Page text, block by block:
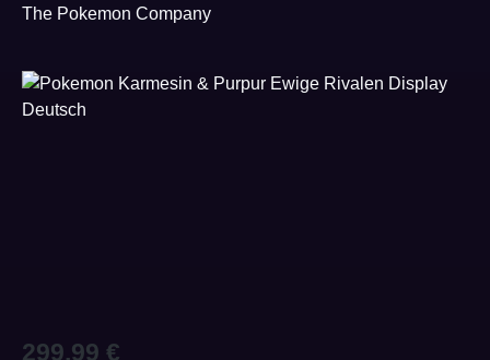
The Pokemon Company
Bildergalerie überspringen
Regulärer Preis:
299,99 €